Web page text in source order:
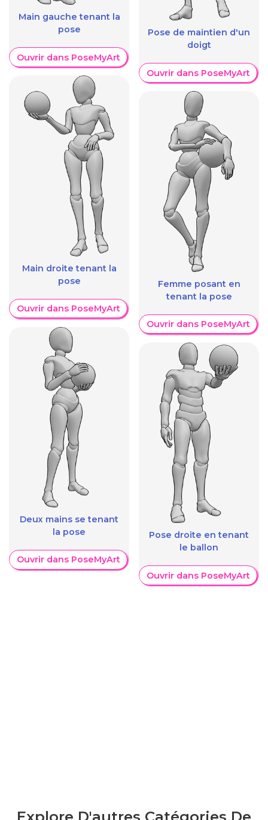
Main gauche tenant la
pose
Ouvrir dans PoseMyArt
Main droite tenant la
pose
Ouvrir dans PoseMyArt
Deux mains se tenant
la pose
Ouvrir dans PoseMyArt
Pose de maintien d'un
doigt
Ouvrir dans PoseMyArt
Femme posant en
tenant la pose
Ouvrir dans PoseMyArt
Pose droite en tenant
le ballon
Ouvrir dans PoseMyArt